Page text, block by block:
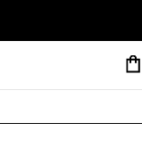
- CODICE: